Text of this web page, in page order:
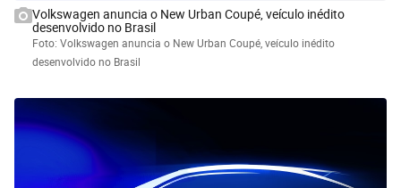
Volkswagen anuncia o New Urban Coupé, veículo inédito
desenvolvido no Brasil
Foto: Volkswagen anuncia o New Urban Coupé, veículo inédito
desenvolvido no Brasil